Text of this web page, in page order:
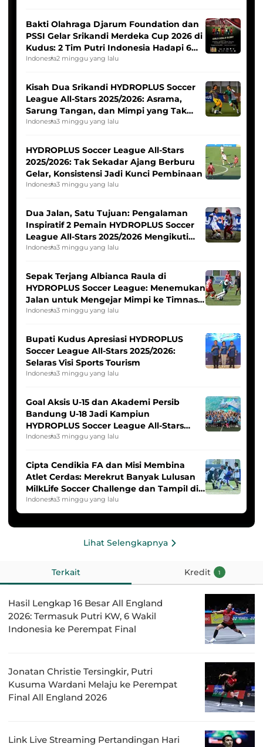
Bakti Olahraga Djarum Foundation dan
PSSI Gelar Srikandi Merdeka Cup 2026 di
Kudus: 2 Tim Putri Indonesia Hadapi 6
Tim Asia
Indonesia2 minggu yang lalu
Kisah Dua Srikandi HYDROPLUS Soccer
League All-Stars 2025/2026: Asrama,
Sarung Tangan, dan Mimpi yang Tak
Pernah Padam
Indonesia3 minggu yang lalu
HYDROPLUS Soccer League All-Stars
2025/2026: Tak Sekadar Ajang Berburu
Gelar, Konsistensi Jadi Kunci Pembinaan
Indonesia3 minggu yang lalu
Dua Jalan, Satu Tujuan: Pengalaman
Inspiratif 2 Pemain HYDROPLUS Soccer
League All-Stars 2025/2026 Mengikuti
Seleksi Timnas Indonesia Putri
Indonesia3 minggu yang lalu
Sepak Terjang Albianca Raula di
HYDROPLUS Soccer League: Menemukan
Jalan untuk Mengejar Mimpi ke Timnas
Indonesia Putri
Indonesia3 minggu yang lalu
Bupati Kudus Apresiasi HYDROPLUS
Soccer League All-Stars 2025/2026:
Selaras Visi Sports Tourism
Indonesia3 minggu yang lalu
Goal Aksis U-15 dan Akademi Persib
Bandung U-18 Jadi Kampiun
HYDROPLUS Soccer League All-Stars
2025/2026
Indonesia3 minggu yang lalu
Cipta Cendikia FA dan Misi Membina
Atlet Cerdas: Merekrut Banyak Lulusan
MilkLife Soccer Challenge dan Tampil di
HYDROPLUS Soccer League
Indonesia3 minggu yang lalu
Lihat Selengkapnya
Terkait Kredit 1
Hasil Lengkap 16 Besar All England
2026: Termasuk Putri KW, 6 Wakil
Indonesia ke Perempat Final
Jonatan Christie Tersingkir, Putri
Kusuma Wardani Melaju ke Perempat
Final All England 2026
Link Live Streaming Pertandingan Hari